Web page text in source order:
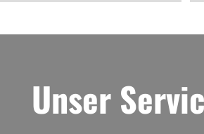
Unser